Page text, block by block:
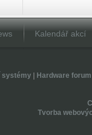
Kalendář akcí
systémy| Hardware forum
Tvorba